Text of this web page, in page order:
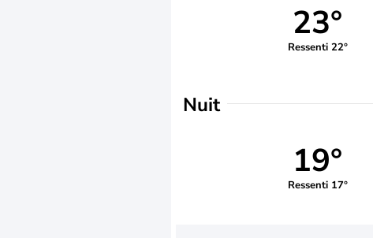
23°
Ressenti 22°
Nuit
19°
Ressenti 17°